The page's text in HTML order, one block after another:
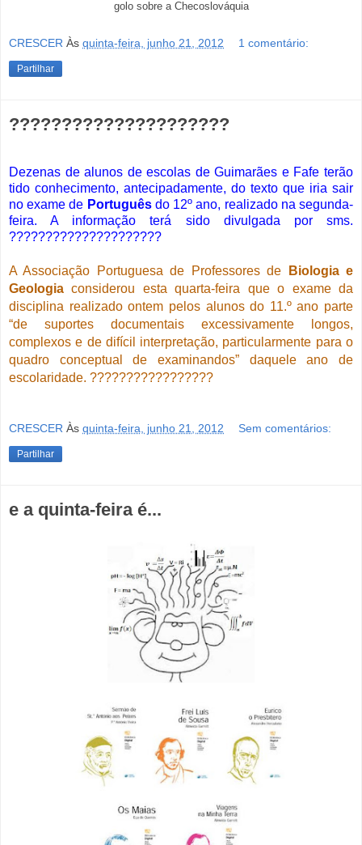
golo sobre a Checoslováquia
CRESCER Às quinta-feira, junho 21, 2012 1 comentário:
Partilhar
?????????????????????
Dezenas de alunos de escolas de Guimarães e Fafe terão
tido conhecimento, antecipadamente, do texto que iria sair
no exame de Portuguêsdo 12º ano, realizado na segunda-
feira. A informação terá sido divulgada por sms.
?????????????????????
A Associação Portuguesa de Professores de
Biologia e
Geologia considerou esta quarta-feira que o exame da
disciplina realizado ontem pelos alunos do 11.º ano parte
“de suportes documentais excessivamente longos,
complexos e de difícil interpretação, particularmente para o
quadro conceptual de examinandos” daquele ano de
escolaridade. ?????????????????
CRESCER Às quinta-feira, junho 21, 2012 Sem comentários:
Partilhar
e a quinta-feira é...